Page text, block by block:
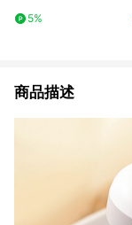
5%
商品描述